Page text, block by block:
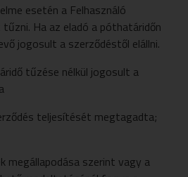
esetén a Felhasználó
Ha az eladó a póthatáridőn
jogosult a szerződéstől elállni.
tűzése nélkül jogosult a
teljesítését megtagadta;
megállapodása szerint vagy a